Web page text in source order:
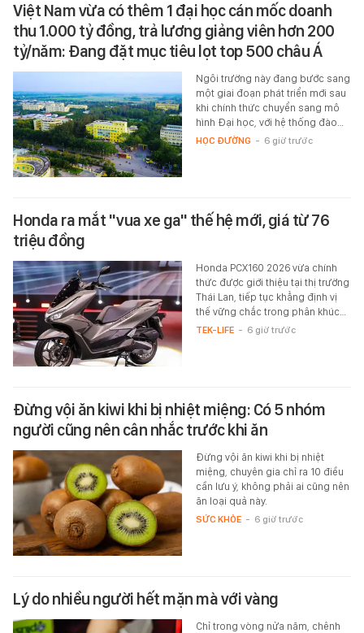
Việt Nam vừa có thêm 1 đại học cán mốc doanh
thu 1.000 tỷ đồng, trả lương giảng viên hơn 200
tỷ/năm: Đang đặt mục tiêu lọt top 500 châu Á
Ngôi trường này đang bước sang
một giai đoạn phát triển mới sau
khi chính thức chuyển sang mô
hình Đại học, với hệ thống đào…
HỌC ĐƯỜNG - 6 giờ trước
Honda ra mắt "vua xe ga" thế hệ mới, giá từ 76
triệu đồng
Honda PCX160 2026 vừa chính
thức được giới thiệu tại thị trường
Thái Lan, tiếp tục khẳng định vị
thế vững chắc trong phân khúc…
TEK-LIFE - 6 giờ trước
Đừng vội ăn kiwi khi bị nhiệt miệng: Có 5 nhóm
người cũng nên cân nhắc trước khi ăn
Đừng vội ăn kiwi khi bị nhiệt
miệng, chuyên gia chỉ ra 10 điều
cần lưu ý, không phải ai cũng nên
ăn loại quả này.
SỨC KHỎE - 6 giờ trước
Lý do nhiều người hết mặn mà với vàng
Chỉ trong vòng nửa năm, chênh